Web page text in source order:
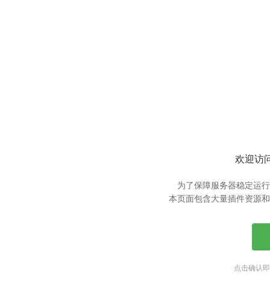
欢迎访
为了保障服务器稳定运
本页面包含大量插件资源
点击确认